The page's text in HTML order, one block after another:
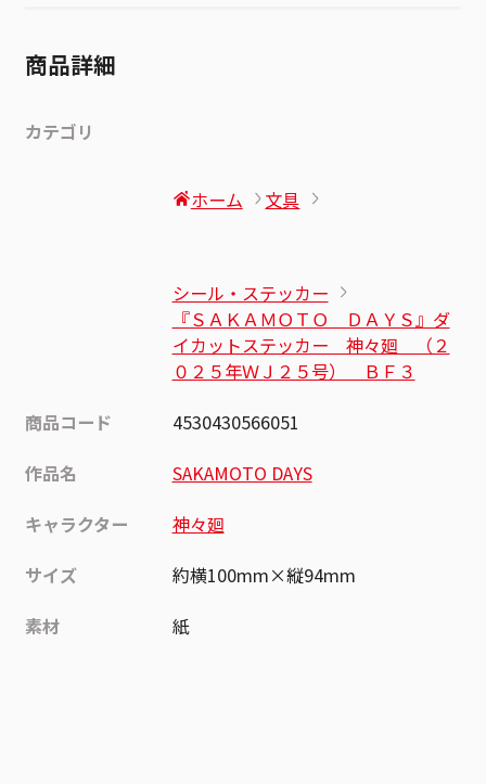
商品詳細
カテゴリ
ホーム 文具
シール・ステッカー
『ＳＡＫＡＭＯＴＯ ＤＡＹＳ』ダ
イカットステッカー 神々廻 （２
０２５年ＷＪ２５号） ＢＦ３
商品コード
4530430566051
作品名
SAKAMOTO DAYS
キャラクター
神々廻
サイズ
約横100mm×縦94mm
素材
紙